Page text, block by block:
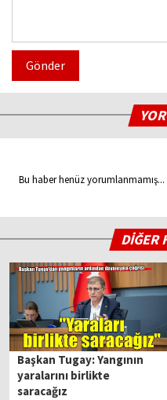
Gönder
Bu haber henüz yorumlanmamış...
DİĞER
Başkan Tugay: Yangının
yaralarını birlikte
saracağız